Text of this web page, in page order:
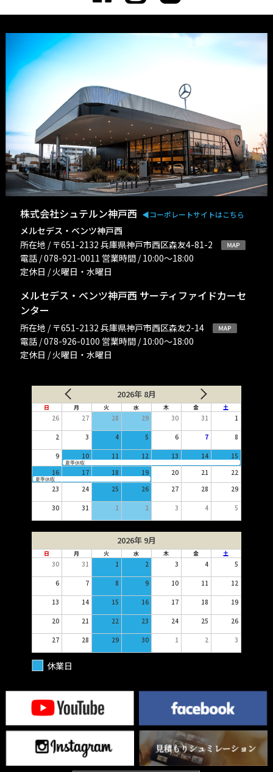
株式会社シュテルン神戸西 ◀︎コーポレートサイトはこちら
メルセデス・ベンツ神戸西
所在地 / 〒651-2132 兵庫県神戸市西区森友4-81-2
電話 / 078-921-0011 営業時間 / 10:00〜18:00
定休日 / 火曜日・水曜日
メルセデス・ベンツ神戸西 サーティファイドカーセ
ンター
所在地 / 〒651-2132 兵庫県神戸市西区森友2-14
電話 / 078-926-0100 営業時間 / 10:00〜18:00
定休日 / 火曜日・水曜日
2026年 8月
日 月 火 水 木 金 土
26 27 28 29 30 31 1
2 3 4 5 6 7 8
9 10 11 12 13 14 15
夏季休暇
16 17 18 19 20 21 22
夏季休暇
23 24 25 26 27 28 29
30 31 1 2 3 4 5
2026年 9月
日 月 火 水 木 金 土
30 31 1 2 3 4 5
6 7 8 9 10 11 12
13 14 15 16 17 18 19
20 21 22 23 24 25 26
27 28 29 30 1 2 3
休業日